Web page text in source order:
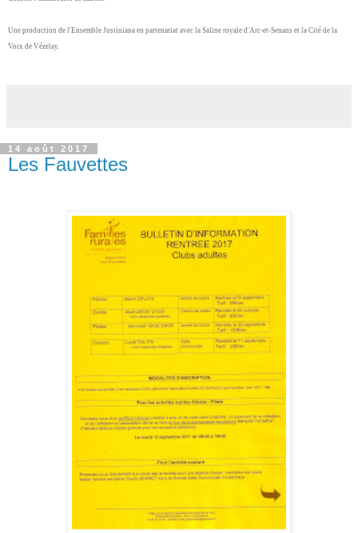
Une production de l'Ensemble Justiniana en partenariat avec la Saline royale d'Arc-et-Senans et la Cité de la
Voix de Vézelay.
14 août 2017
Les Fauvettes